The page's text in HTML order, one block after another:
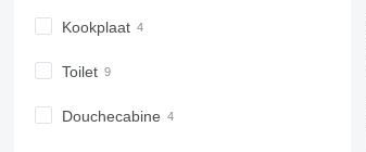
Kookplaat
Toilet
Douchecabine